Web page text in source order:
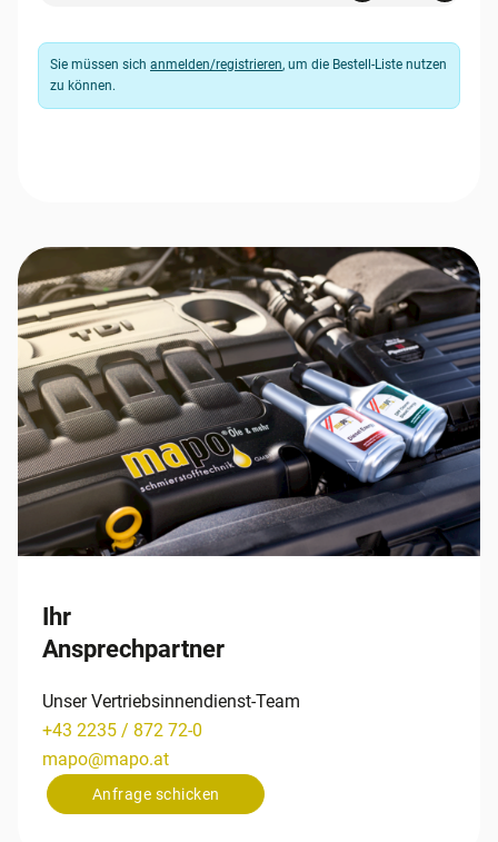
Sie müssen sich anmelden/registrieren, um die Bestell-Liste nutzen
zu können.
Ihr
Ansprechpartner
Unser Vertriebsinnendienst-Team
+43 2235 / 872 72-0
mapo@mapo.at
Anfrage schicken